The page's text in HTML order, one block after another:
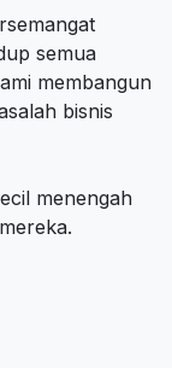
semua
membangun
bisnis
menengah